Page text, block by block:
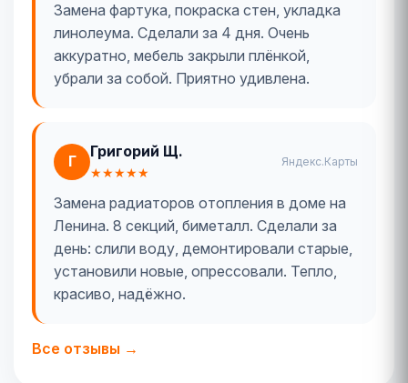
Замена фартука, покраска стен, укладка
линолеума. Сделали за 4 дня. Очень
аккуратно, мебель закрыли плёнкой,
убрали за собой. Приятно удивлена.
Г
Григорий Щ.
★★★★★
Яндекс.Карты
Замена радиаторов отопления в доме на
Ленина. 8 секций, биметалл. Сделали за
день: слили воду, демонтировали старые,
установили новые, опрессовали. Тепло,
красиво, надёжно.
Все отзывы →